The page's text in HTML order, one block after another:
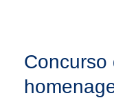
Concurso